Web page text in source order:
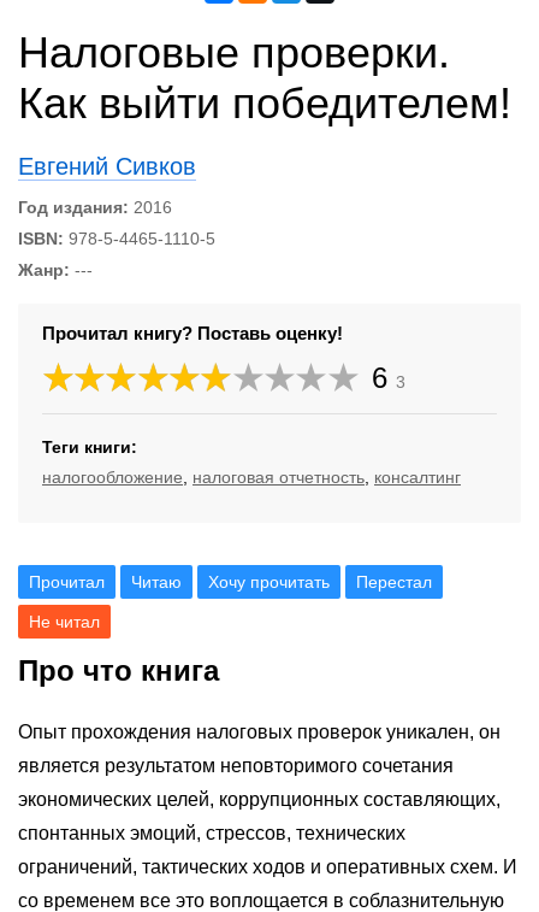
Налоговые проверки.
Как выйти победителем!
Евгений Сивков
Год издания: 2016
ISBN: 978-5-4465-1110-5
Жанр: ---
Прочитал книгу? Поставь оценку!
6 3
Теги книги:
налогообложение
налоговая отчетность консалтинг
Прочитал Читаю Хочу прочитать Перестал
Не читал
Про что книга
Опыт прохождения налоговых проверок уникален, он
является результатом неповторимого сочетания
экономических целей, коррупционных составляющих,
спонтанных эмоций, стрессов, технических
ограничений, тактических ходов и оперативных схем. И
со временем все это воплощается в соблазнительную